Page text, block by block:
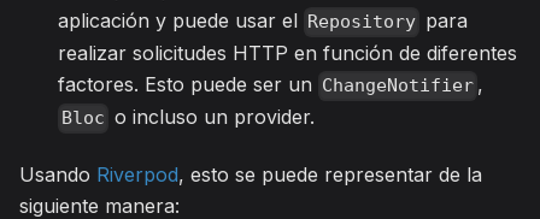
aplicación y puede usar el Repository para
realizar solicitudes HTTP en función de diferentes
factores. Esto puede ser un ChangeNotifier ,
Bloc o incluso un provider.
Usando Riverpod, esto se puede representar de la
siguiente manera: